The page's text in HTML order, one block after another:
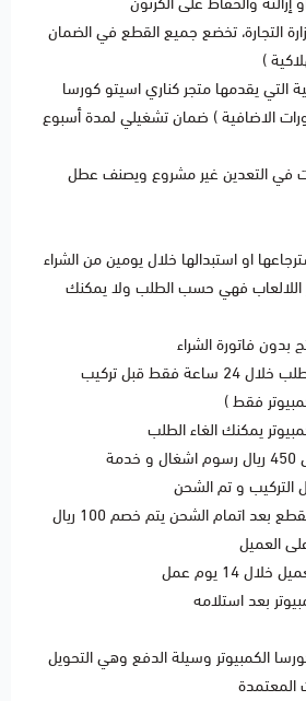
التجارة، تخضع جميع القطع في الضمان
)
التي يقدمها متجر كناري اسيتو كورسا
الاضافية ) ضمان تشغيلي لمدة أسبوع
في التعدين غير مشروع ويصنف عطل
او استبدالها خلال يومين من الشراء
اللالعاب فهي حسب الطلب ولا يمكنك
2- يمكن للعميل الغاء الطلب خلال 24 ساعة فقط قبل تركيب
فقط )
4- في حال الغاء طلب القطع بعد اتمام الشحن يتم خصم 100 ريال
العميل
الكمبيوتر وسيلة الدفع وهي التحويل
المعتمدة